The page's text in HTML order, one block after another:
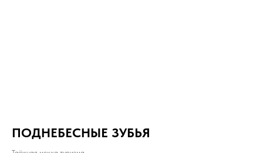
ПОДНЕБЕСНЫЕ ЗУБЬЯ